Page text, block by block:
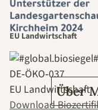
Über
EU Landwirtschaft
DE‑ÖKO‑037
EU Landwirtschaft
Download